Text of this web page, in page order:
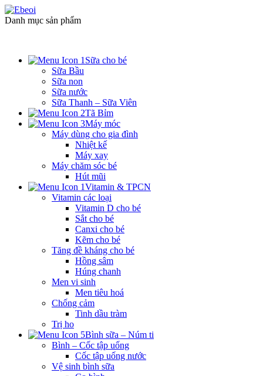
Danh mục sản phẩm
Sữa cho bé
Sữa Bầu
Sữa non
Sữa nước
Sữa Thanh – Sữa Viên
Tã Bỉm
Máy móc
Máy dùng cho gia đình
Nhiệt kế
Máy xay
Máy chăm sóc bé
Hút mũi
Vitamin & TPCN
Vitamin các loại
Vitamin D cho bé
Sắt cho bé
Canxi cho bé
Kẽm cho bé
Tăng đề kháng cho bé
Hồng sâm
Húng chanh
Men vi sinh
Men tiêu hoá
Chống cảm
Tinh dầu tràm
Trị ho
Bình sữa – Núm ti
Bình – Cốc tập uống
Cốc tập uống nước
Vệ sinh bình sữa